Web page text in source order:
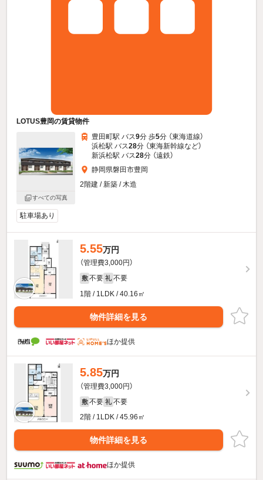
LOTUS豊岡の賃貸物件
すべての写真
豊田町駅 バス9分 歩5分 （東海道線）
浜松駅 バス28分 （東海新幹線など）
新浜松駅 バス28分 （遠鉄）
静岡県磐田市豊岡
2階建 / 新築 / 木造
駐車場あり
5.55万円
（管理費3,000円）
敷 不要 礼 不要
1階 / 1LDK / 40.16㎡
物件詳細を見る
ほか提供
5.85万円
（管理費3,000円）
敷 不要 礼 不要
2階 / 1LDK / 45.96㎡
物件詳細を見る
ほか提供